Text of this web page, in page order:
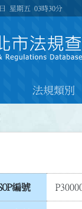
日 星期五03時30分
法規類別
編號